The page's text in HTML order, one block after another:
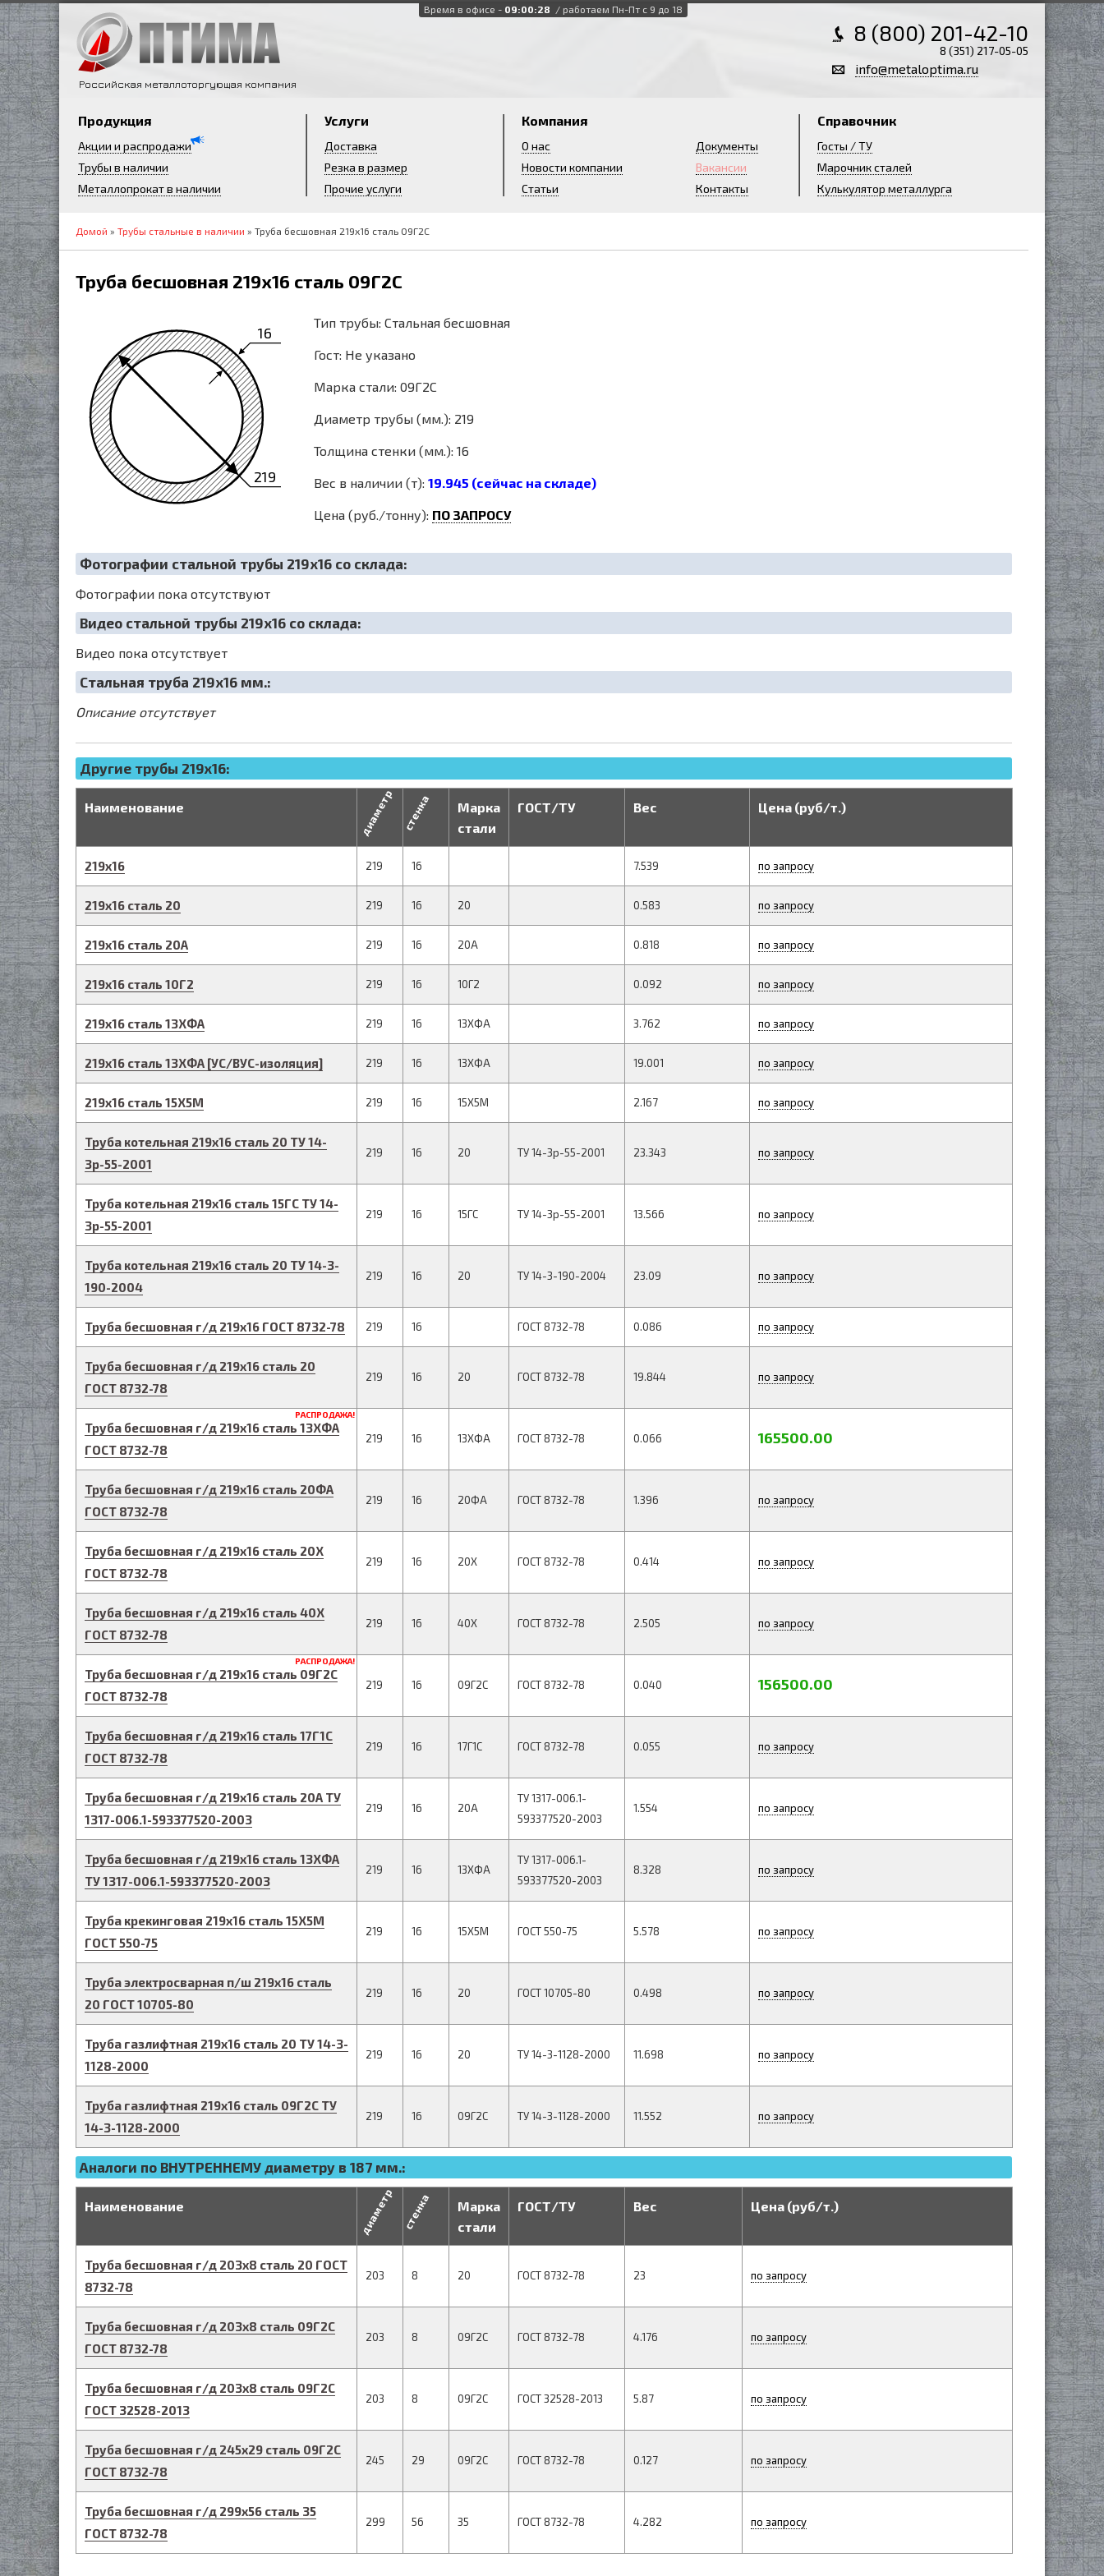
Время в офисе - 09:00:29 / работаем Пн-Пт с 9 до 18
Российская металлоторгующая компания
8 (800) 201-42-10
8 (351) 217-05-05
info@metaloptima.ru
Продукция
Акции и распродажи
Трубы в наличии
Металлопрокат в наличии
Услуги
Доставка
Резка в размер
Прочие услуги
Компания
О нас
Новости компании
Статьи
Документы
Вакансии
Контакты
Справочник
Госты / ТУ
Марочник сталей
Кулькулятор металлурга
Домой » Трубы стальные в наличии » Труба бесшовная 219х16 сталь 09Г2С
Труба бесшовная 219х16 сталь 09Г2С
219
16
Тип трубы: Стальная бесшовная
Гост: Не указано
Марка стали: 09Г2С
Диаметр трубы (мм.): 219
Толщина стенки (мм.): 16
Вес в наличии (т): 19.945 (сейчас на складе)
Цена (руб./тонну): ПО ЗАПРОСУ
Фотографии стальной трубы 219х16 со склада:
Фотографии пока отсутствуют
Видео стальной трубы 219х16 со склада:
Видео пока отсутствует
Cтальная труба 219х16 мм.:
Описание отсутствует
Другие трубы 219x16:
Наименование диаметр стенка
Марка
стали
ГОСТ/ТУ Вес Цена (руб/т.)
219х16 219 16 7.539 по запросу
219х16 сталь 20 219 16 20 0.583 по запросу
219х16 сталь 20А 219 16 20А 0.818 по запросу
219х16 сталь 10Г2 219 16 10Г2 0.092 по запросу
219х16 сталь 13ХФА 219 16 13ХФА 3.762 по запросу
219х16 сталь 13ХФА [УС/ВУС-изоляция] 219 16 13ХФА 19.001 по запросу
219х16 сталь 15Х5М 219 16 15Х5М 2.167 по запросу
Труба котельная 219х16 сталь 20 ТУ 14-
3р-55-2001
219 16 20 ТУ 14-3р-55-2001 23.343 по запросу
Труба котельная 219х16 сталь 15ГС ТУ 14-
3р-55-2001
219 16 15ГС ТУ 14-3р-55-2001 13.566 по запросу
Труба котельная 219х16 сталь 20 ТУ 14-3-
190-2004
219 16 20 ТУ 14-3-190-2004 23.09 по запросу
Труба бесшовная г/д 219х16 ГОСТ 8732-78 219 16 ГОСТ 8732-78 0.086 по запросу
Труба бесшовная г/д 219х16 сталь 20
ГОСТ 8732-78
219 16 20 ГОСТ 8732-78 19.844 по запросу
РАСПРОДАЖА!
Труба бесшовная г/д 219х16 сталь 13ХФА
ГОСТ 8732-78
219 16 13ХФА ГОСТ 8732-78 0.066 165500.00
Труба бесшовная г/д 219х16 сталь 20ФА
ГОСТ 8732-78
219 16 20ФА ГОСТ 8732-78 1.396 по запросу
Труба бесшовная г/д 219х16 сталь 20Х
ГОСТ 8732-78
219 16 20Х ГОСТ 8732-78 0.414 по запросу
Труба бесшовная г/д 219х16 сталь 40Х
ГОСТ 8732-78
219 16 40Х ГОСТ 8732-78 2.505 по запросу
РАСПРОДАЖА!
Труба бесшовная г/д 219х16 сталь 09Г2С
ГОСТ 8732-78
219 16 09Г2С ГОСТ 8732-78 0.040 156500.00
Труба бесшовная г/д 219х16 сталь 17Г1С
ГОСТ 8732-78
219 16 17Г1С ГОСТ 8732-78 0.055 по запросу
Труба бесшовная г/д 219х16 сталь 20А ТУ
1317-006.1-593377520-2003
219 16 20А
ТУ 1317-006.1-
593377520-2003
1.554 по запросу
Труба бесшовная г/д 219х16 сталь 13ХФА
ТУ 1317-006.1-593377520-2003
219 16 13ХФА
ТУ 1317-006.1-
593377520-2003
8.328 по запросу
Труба крекинговая 219х16 сталь 15Х5М
ГОСТ 550-75
219 16 15Х5М ГОСТ 550-75 5.578 по запросу
Труба электросварная п/ш 219х16 сталь
20 ГОСТ 10705-80
219 16 20 ГОСТ 10705-80 0.498 по запросу
Труба газлифтная 219х16 сталь 20 ТУ 14-3-
1128-2000
219 16 20 ТУ 14-3-1128-2000 11.698 по запросу
Труба газлифтная 219х16 сталь 09Г2С ТУ
14-3-1128-2000
219 16 09Г2С ТУ 14-3-1128-2000 11.552 по запросу
Аналоги по ВНУТРЕННЕМУ диаметру в 187 мм.:
Наименование диаметр стенка
Марка
стали
ГОСТ/ТУ Вес Цена (руб/т.)
Труба бесшовная г/д 203х8 сталь 20 ГОСТ
8732-78
203 8 20 ГОСТ 8732-78 23 по запросу
Труба бесшовная г/д 203х8 сталь 09Г2С
ГОСТ 8732-78
203 8 09Г2С ГОСТ 8732-78 4.176 по запросу
Труба бесшовная г/д 203х8 сталь 09Г2С
ГОСТ 32528-2013
203 8 09Г2С ГОСТ 32528-2013 5.87 по запросу
Труба бесшовная г/д 245х29 сталь 09Г2С
ГОСТ 8732-78
245 29 09Г2С ГОСТ 8732-78 0.127 по запросу
Труба бесшовная г/д 299х56 сталь 35
ГОСТ 8732-78
299 56 35 ГОСТ 8732-78 4.282 по запросу